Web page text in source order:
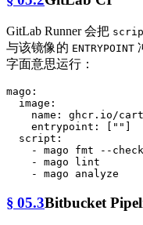
GitLab Runner 会把
与该镜像的 ENTRYPOINT
字面意思运行：
mago:
image:
name:
ghcr.io/
entrypoint:
""
script:
-
mago fmt
--check
-
mago
lint
-
mago analyze
§ 05.3Bitbucket